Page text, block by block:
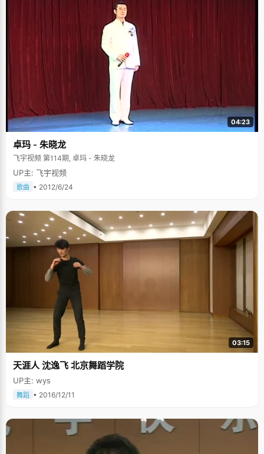
04:23
卓玛 - 朱晓龙
飞宇视频 第114期, 卓玛 - 朱晓龙
UP主: 飞宇视频
歌曲 • 2012/6/24
03:15
天涯人 沈逸飞 北京舞蹈学院
UP主: wys
舞蹈 • 2016/12/11